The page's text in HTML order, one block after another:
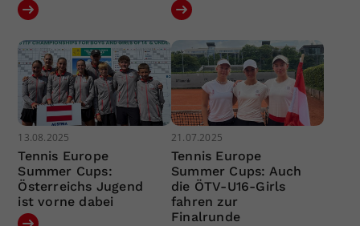
13.08.2025
Tennis Europe
Summer Cups:
Österreichs Jugend
ist vorne dabei
21.07.2025
Tennis Europe
Summer Cups: Auch
die ÖTV-U16-Girls
fahren zur
Finalrunde